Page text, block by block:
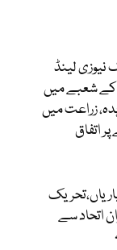
نیوزی لینڈ
کے شعبے میں
زراعت میں
اتفاق
اتحاد سے